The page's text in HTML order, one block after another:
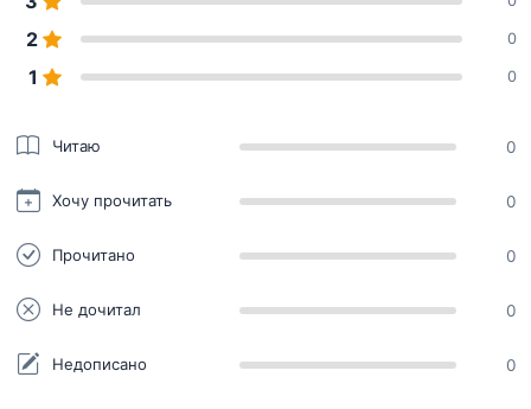
2 0
1 0
Читаю 0
Хочу прочитать 0
Прочитано 0
Не дочитал 0
Недописано 0